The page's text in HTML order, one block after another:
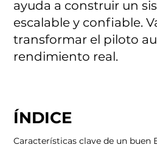
ÍNDICE
Características clave de un buen
ayuda a construir un
escalable y confiable.
transformar el piloto
rendimiento real.